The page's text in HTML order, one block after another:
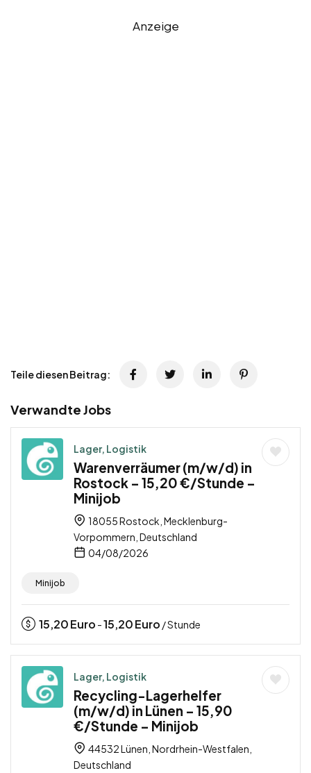
Anzeige
Teile diesen Beitrag:
Verwandte Jobs
Lager, Logistik
Warenverräumer (m/w/d) in
Rostock – 15,20 €/Stunde –
Minijob
18055 Rostock, Mecklenburg-
Vorpommern, Deutschland
04/08/2026
Minijob
15,20Euro -15,20Euro / Stunde
Lager, Logistik
Recycling-Lagerhelfer
(m/w/d) in Lünen – 15,90
€/Stunde – Minijob
44532 Lünen, Nordrhein-Westfalen,
Deutschland